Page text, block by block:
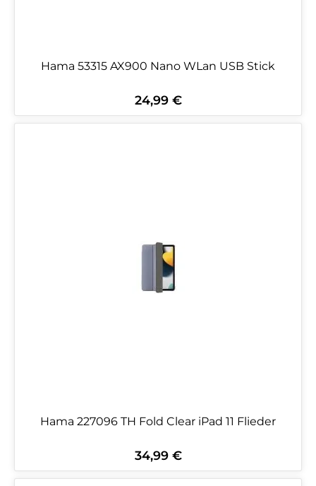
Hama 53315 AX900 Nano WLan USB Stick
Regulärer Preis:
24,99 €
Hama 227096 TH Fold Clear iPad 11 Flieder
Regulärer Preis:
34,99 €